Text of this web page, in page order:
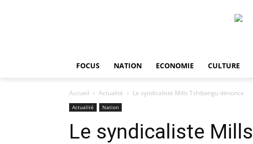
FOCUS NATION ECONOMIE CULTURE
Accueil Actualité Le syndicaliste Mills Tshibangu dénonce
Actualité Nation
Le syndicaliste